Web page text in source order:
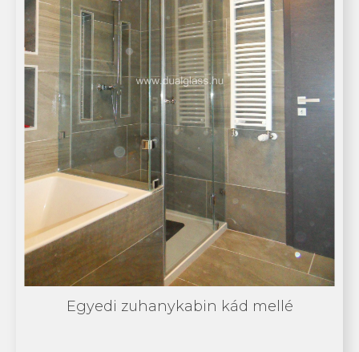
Egyedi zuhanykabin kád mellé